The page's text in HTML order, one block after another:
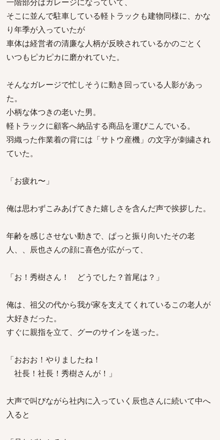
そこに並んで駐車している軽トラックも建物同様に、かな
り年季が入っていたが
車体は経営者の清廉な人柄が反映されているかのごとく
いつもピカピカに磨かれていた。
そんなガレージで忙しそうに動き回っている人影があっ
た。
小柄な体つきの老いた男。
軽トラックに顧客へ納品する商品を運びこんでいる。
羽織った作業着の背には「サトウ産機」の文字が刺繍され
ていた。
「お疲れ〜」
俺は思わずこみあげてきた嬉しさを含んだ声で挨拶した。
年齢を感じさせない動きで、ぱっと振り向いたその老
人、、辰也さんの顔に喜色が広がって、
「お！秀樹さん！ どうでした？首尾は？」
俺は、祖父の代から我が家を支えてくれているこの老人が
大好きだった。
すぐに親指を立て、グーのサインを送った。
「おおお！やりましたね！
社長！社長！秀樹さんが！」
大声で叫びながら社内に入っていく辰也さんに続いて中へ
入ると